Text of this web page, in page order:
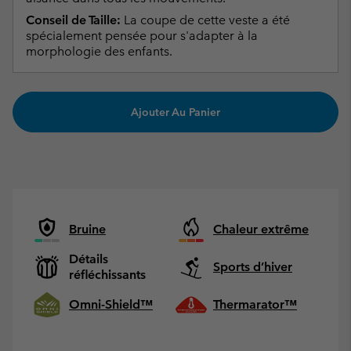
Conseil de Taille: La coupe de cette veste a été
spécialement pensée pour s'adapter à la
morphologie des enfants.
Ajouter Au Panier
Bruine
Chaleur extrême
Détails
réfléchissants
Sports d’hiver
Omni-Shield™ Thermarator™